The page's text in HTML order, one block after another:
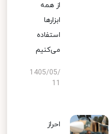
از همه
ابزارها
استفاده
می‌کنیم
1405/05/
احراز